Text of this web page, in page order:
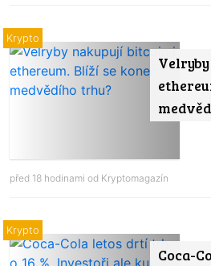
Krypto
před 18 hodinami od Kryptomagazín
Coca-
Krypto